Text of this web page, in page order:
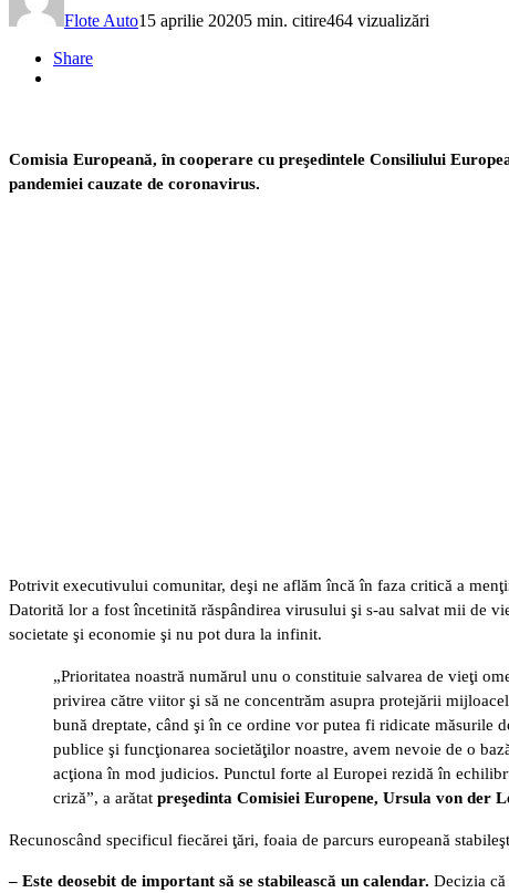
Flote Auto15 aprilie 20205 min. citire464 vizualizări
Share
Comisia Europeană, în cooperare cu preşedintele Consiliului
pandemiei cauzate de coronavirus.
Potrivit executivului comunitar, deşi ne aflăm încă în faza critică a
Datorită lor a fost încetinită răspândirea virusului şi s-au salvat mii de
societate şi economie şi nu pot dura la infinit.
„Prioritatea noastră numărul unu o constituie salvarea de vieţi
privirea către viitor şi să ne concentrăm asupra protejării
bună dreptate, când şi în ce ordine vor putea fi ridicate măsurile
publice şi funcţionarea societăţilor noastre, avem nevoie de o
acţiona în mod judicios. Punctul forte al Europei rezidă în
criză”, a arătat preşedinta Comisiei Europene, Ursula von der
Recunoscând specificul fiecărei ţări, foaia de parcurs europeană
– Este deosebit de important să se stabilească un calendar. Decizia